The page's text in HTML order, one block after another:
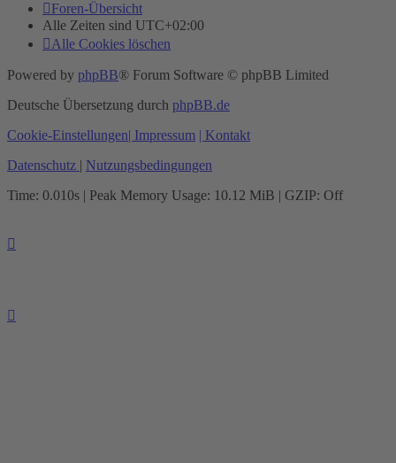
Foren-Übersicht
Alle Zeiten sind UTC+02:00
Alle Cookies löschen
Powered by phpBB® Forum Software © phpBB Limited
Deutsche Übersetzung durch phpBB.de
Cookie-Einstellungen| Impressum | Kontakt
Datenschutz | Nutzungsbedingungen
Time: 0.010s | Peak Memory Usage: 10.12 MiB | GZIP: Off